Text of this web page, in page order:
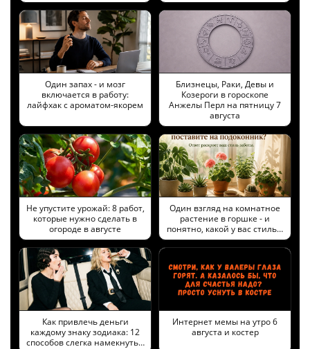
Один запах - и мозг
включается в работу:
лайфхак с ароматом-якорем
Близнецы, Раки, Девы и
Козероги в гороскопе
Анжелы Перл на пятницу 7
августа
Не упустите урожай: 8 работ,
которые нужно сделать в
огороде в августе
Один взгляд на комнатное
растение в горшке - и
понятно, какой у вас стиль…
Как привлечь деньги
каждому знаку зодиака: 12
способов слегка намекнуть…
Интернет мемы на утро 6
августа и костер